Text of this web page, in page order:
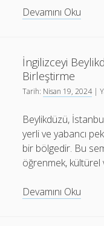
Devamını Oku
İngilizceyi
Birleştirme
Tarih: Nisan 19, 2024|
Beylikdüzü,
yerli ve yabancı
bir bölgedir. Bu
öğrenmek, kültürel
Devamını Oku